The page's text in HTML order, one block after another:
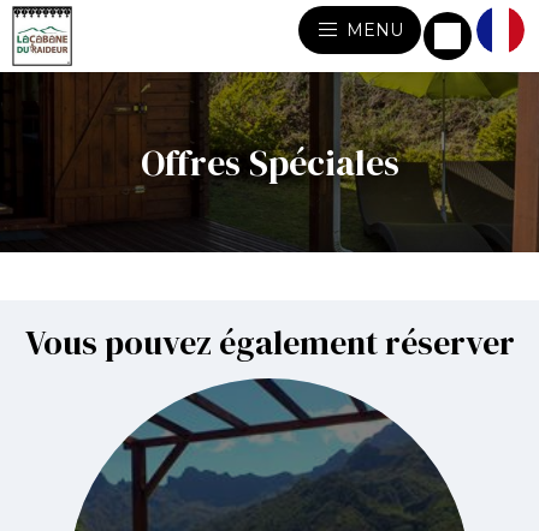
MENU
Offres Spéciales
Vous pouvez également réserver